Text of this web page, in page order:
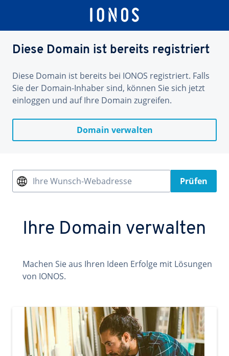
Diese Domain ist bereits registriert
Diese Domain ist bereits bei IONOS registriert. Falls
Sie der Domain-Inhaber sind, können Sie sich jetzt
einloggen und auf Ihre Domain zugreifen.
Domain verwalten
Ihre Wunsch-Webadresse Prüfen
Ihre Domain verwalten
Machen Sie aus Ihren Ideen Erfolge mit Lösungen
von IONOS.